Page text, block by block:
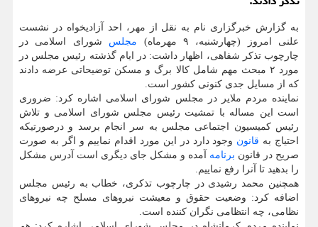
به گزارش خبرگزاری نام به نقل از مهر، احد آزادیخواه در نشست
علنی امروز (چهارشنبه، ۹ مهرماه)
مجلس شورای اسلامی در
چارچوب تذکر شفاهی، اظهار داشت: در ایام گذشته رئیس مجلس در
مورد ۲ مبحث مهم شامل کالا برگ و مسکن توضیحاتی عرضه دادند
که از مسایل جدی کنونی کشور است.
نماینده مردم ملایر در مجلس شورای اسلامی اشاره کرد: ضروری
است این مساله با تمشیت رئیس مجلس شورای اسلامی و تلاش
رئیس کمیسیون اجتماعی مجلس به سر انجام برسد و درصورتیکه
احتیاج به قانون وجود دارد در این مورد اقدام نماییم و اگر به صورت
صریح در قانون برنامه آمده و مشکل جای دیگری است آدرس مشکل
را بدهید تا آنرا رفع نماییم.
همچنین محمد رشیدی در چارچوب تذکری، خطاب به رئیس مجلس
اضافه کرد: وضعیت حقوق و معیشت نیروهای مسلح چه نیروهای
نظامی، چه انتظامی نگران کننده است.